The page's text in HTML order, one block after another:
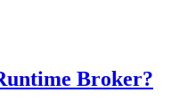
Broker?